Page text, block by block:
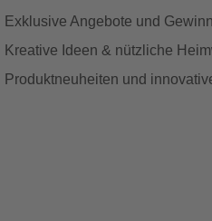
Exklusive Angebote und
Kreative Ideen & nützliche
Produktneuheiten und